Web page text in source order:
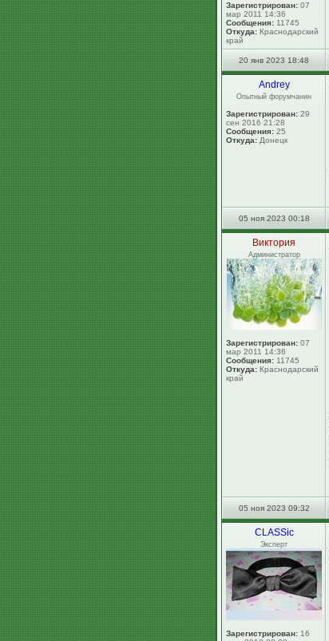
Зарегистрирован: 07
мар 2011 14:36
Сообщения: 11745
Откуда: Краснодарский
край
20 янв 2023 18:48
Andrey
Опытный форумчанин
Зарегистрирован: 29
сен 2016 21:28
Сообщения: 25
Откуда: Донецк
05 ноя 2023 00:18
Виктория
Администратор
Зарегистрирован: 07
мар 2011 14:36
Сообщения: 11745
Откуда: Краснодарский
край
05 ноя 2023 09:32
CLASSic
Эксперт
Зарегистрирован: 16